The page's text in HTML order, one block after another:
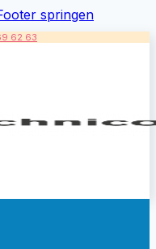
springen
62 63